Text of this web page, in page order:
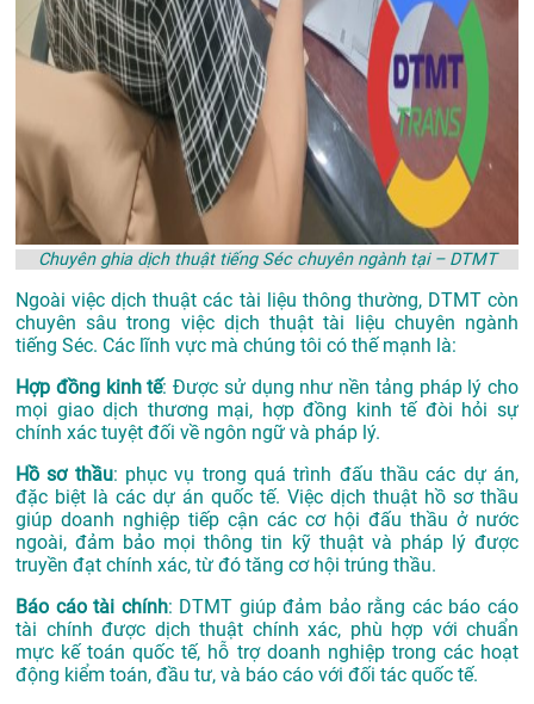
Chuyên ghia dịch thuật tiếng Séc chuyên ngành tại – DTMT
Ngoài việc dịch thuật các tài liệu thông thường, DTMT còn
chuyên sâu trong việc dịch thuật tài liệu chuyên ngành
tiếng Séc. Các lĩnh vực mà chúng tôi có thế mạnh là:
Hợp đồng kinh tế: Được sử dụng như nền tảng pháp lý cho
mọi giao dịch thương mại, hợp đồng kinh tế đòi hỏi sự
chính xác tuyệt đối về ngôn ngữ và pháp lý.
Hồ sơ thầu: phục vụ trong quá trình đấu thầu các dự án,
đặc biệt là các dự án quốc tế. Việc dịch thuật hồ sơ thầu
giúp doanh nghiệp tiếp cận các cơ hội đấu thầu ở nước
ngoài, đảm bảo mọi thông tin kỹ thuật và pháp lý được
truyền đạt chính xác, từ đó tăng cơ hội trúng thầu.
Báo cáo tài chính: DTMT giúp đảm bảo rằng các báo cáo
tài chính được dịch thuật chính xác, phù hợp với chuẩn
mực kế toán quốc tế, hỗ trợ doanh nghiệp trong các hoạt
động kiểm toán, đầu tư, và báo cáo với đối tác quốc tế.